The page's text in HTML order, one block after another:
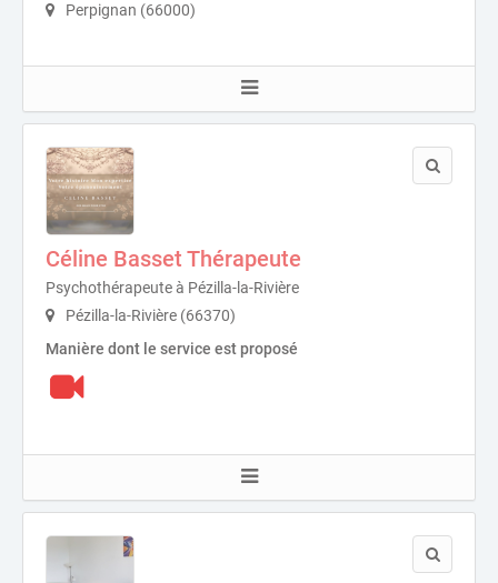
Perpignan (66000)
Céline Basset Thérapeute
Psychothérapeute à Pézilla-la-Rivière
Pézilla-la-Rivière (66370)
Manière dont le service est proposé